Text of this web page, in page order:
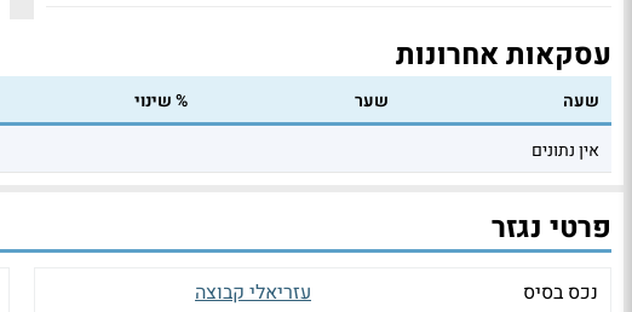
עסקאות אחרונות
שעה שער % שינוי
אין נתונים
פרטי נגזר
נכס בסיס
עזריאלי קבוצה